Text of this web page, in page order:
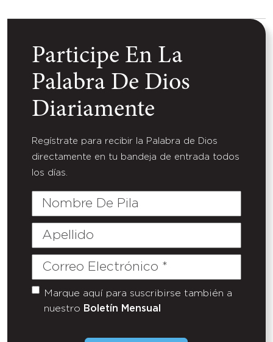
Participe En La
Palabra De Dios
Diariamente
Regístrate para recibir la Palabra de Dios
directamente en tu bandeja de entrada todos
los días.
Nombre
Pila
Apellido
Correo
Untitled
Marque aquí para suscribirse también a
nuestro Boletín Mensual